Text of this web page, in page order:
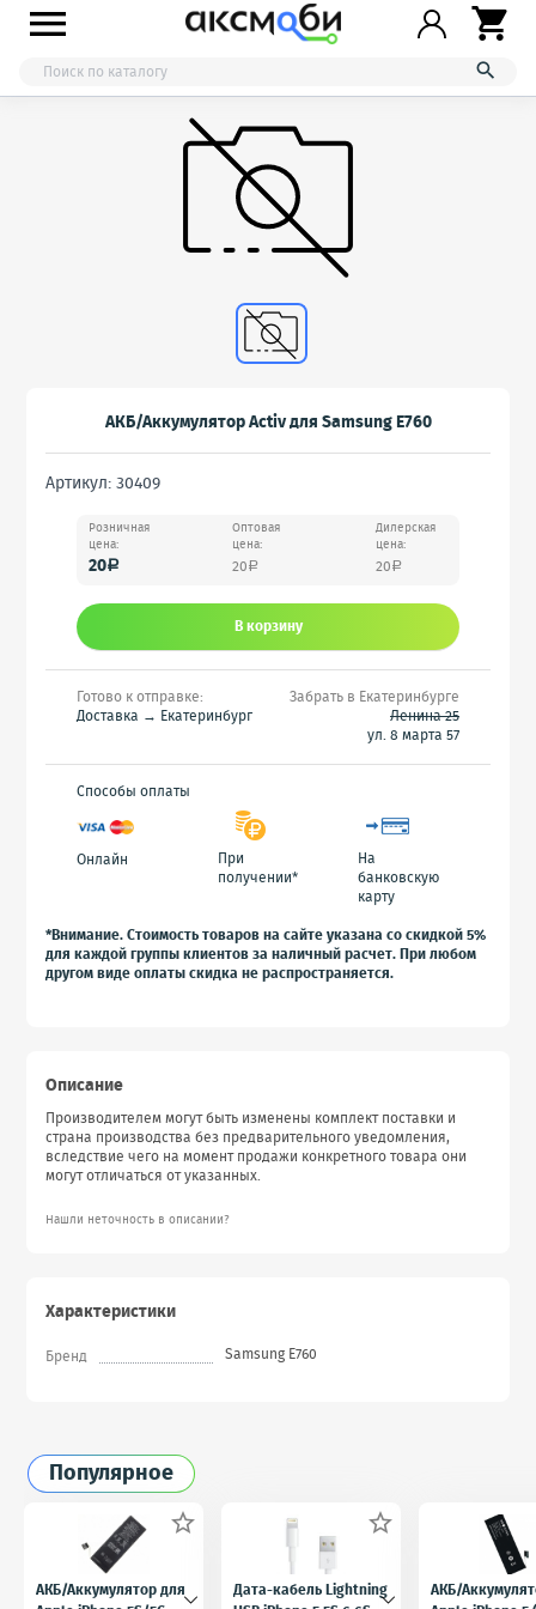



АКБ/Аккумулятор Activ для Samsung E760
Артикул: 30409
Розничная
цена:
20a
Оптовая
цена:
20 a
Дилерская
цена:
20 a
В корзину
Готово к отправке:
Доставка → Екатеринбург
Забрать в Екатеринбурге
Ленина 25
ул. 8 марта 57
Способы оплаты
Онлайн
При
получении*
На
банковскую
карту
*Внимание. Стоимость товаров на сайте указана со скидкой 5%
для каждой группы клиентов за наличный расчет. При любом
другом виде оплаты скидка не распространяется.
Описание
Производителем могут быть изменены комплект поставки и
страна производства без предварительного уведомления,
вследствие чего на момент продажи конкретного товара они
могут отличаться от указанных.
Нашли неточность в описании?
Характеристики
Бренд Samsung E760
Популярное

АКБ/Аккумулятор для

Дата-кабель Lightning
АКБ/